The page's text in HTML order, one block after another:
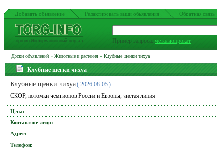
Добавить обьявление Редактировать ваши обьявления Обратная связь
Торгово-Информационный портал Пример запроса: металлопрокат
Доски объявлений » Животные и растения » Клубные щенки чихуа
Клубные щенки чихуа
Клубные щенки чихуа ( 2026-08-05 )
СКОР, потомки чемпионов России и Европы, чистая линия
Цена:
Контактное лицо:
Адрес:
Телефон: